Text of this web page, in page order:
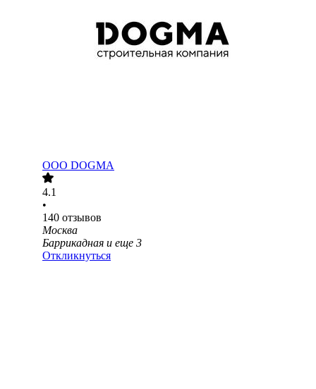
ООО DOGMA
4.1
•
140 отзывов
Москва
Баррикадная и еще 3
Откликнуться